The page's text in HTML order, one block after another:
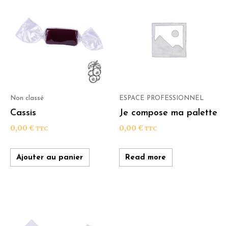
Non classé
Cassis
0,00 € TTC
Ajouter au panier
ESPACE PROFESSIONNEL
Je compose ma palette
0,00 € TTC
Read more